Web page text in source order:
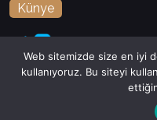
Künye
Web sitemizde size en iyi
kullanıyoruz. Bu siteyi